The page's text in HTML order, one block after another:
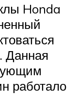
Honda
Данная
работало